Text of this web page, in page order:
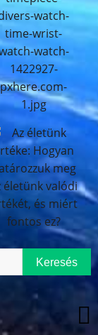
Keresés